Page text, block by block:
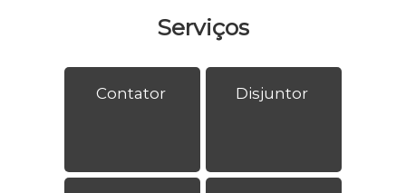
Serviços
Contator Disjuntor